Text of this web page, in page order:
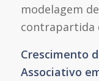
modelagem
contrapartida
Crescimento
Associativo